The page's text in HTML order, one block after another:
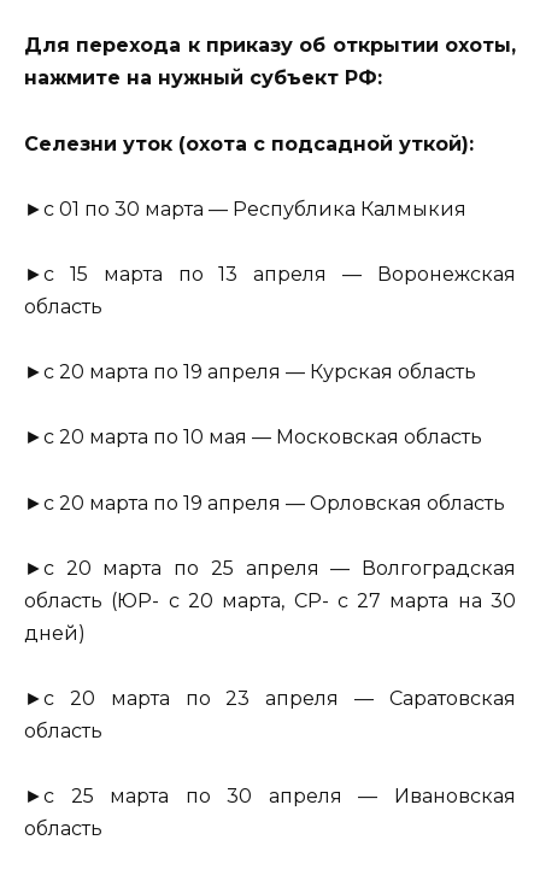
Для перехода к приказу об открытии охоты,
нажмите на нужный субъект РФ:
Селезни уток (охота с подсадной уткой):
►с 01 по 30 марта — Республика Калмыкия
►с 15 марта по 13 апреля — Воронежская
область
►с 20 марта по 19 апреля — Курская область
►с 20 марта по 10 мая — Московская область
►с 20 марта по 19 апреля — Орловская область
►с 20 марта по 25 апреля — Волгоградская
область (ЮР- с 20 марта, СР- с 27 марта на 30
дней)
►с 20 марта по 23 апреля — Саратовская
область
►с 25 марта по 30 апреля — Ивановская
область